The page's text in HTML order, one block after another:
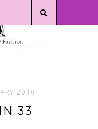
2010
33